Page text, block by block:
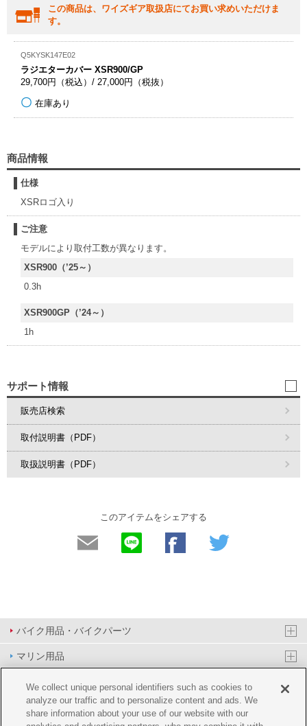
この商品は、ワイズギア取扱店にてお買い求めいただけま
す。
Q5KYSK147E02
ラジエターカバー XSR900/GP
29,700円（税込）/ 27,000円（税抜）
在庫あり
商品情報
仕様
XSRロゴ入り
ご注意
モデルにより取付工数が異なります。
XSR900（’25～）
0.3h
XSR900GP（’24～）
1h
サポート情報
販売店検索
取付説明書（PDF）
取扱説明書（PDF）
このアイテムをシェアする
バイク用品・バイクパーツ
マリン用品
PAS/YPJ用品
その他用品
We collect unique personal identifiers such as cookies to
analyze our traffic and to personalize content and ads. We
share information about your use of our website with our